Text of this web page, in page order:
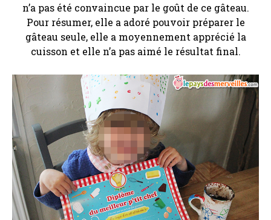
n’a pas été convaincue par le goût de ce gâteau.
Pour résumer, elle a adoré pouvoir préparer le
gâteau seule, elle a moyennement apprécié la
cuisson et elle n’a pas aimé le résultat final.